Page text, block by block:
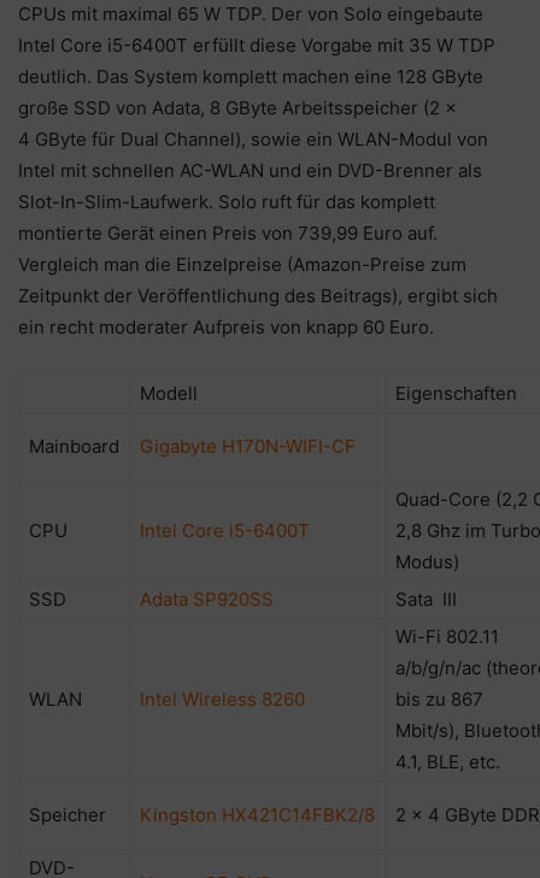
CPUs mit maximal 65 W TDP. Der von Solo eingebaute
Intel Core i5-6400T erfüllt diese Vorgabe mit 35 W TDP
deutlich. Das System komplett machen eine 128 GByte
große SSD von Adata, 8 GByte Arbeitsspeicher (2 x
4 GByte für Dual Channel), sowie ein WLAN-Modul von
Intel mit schnellen AC-WLAN und ein DVD-Brenner als
Slot-In-Slim-Laufwerk. Solo ruft für das komplett
montierte Gerät einen Preis von 739,99 Euro auf.
Vergleich man die Einzelpreise (Amazon-Preise zum
Zeitpunkt der Veröffentlichung des Beitrags), ergibt sich
ein recht moderater Aufpreis von knapp 60 Euro.
Modell Eigenschaften
Mainboard Gigabyte H170N-WIFI-CF
CPU Intel Core i5-6400T
Quad-Core (2,2
2,8 Ghz im
Modus)
SSD
Adata SP920SS Sata III
WLAN Intel Wireless 8260
Wi-Fi 802.11
a/b/g/n/ac
bis zu 867
Mbit/s),
4.1, BLE, etc.
Speicher Kingston HX421C14FBK2/8 2 x 4 GByte
DVD-